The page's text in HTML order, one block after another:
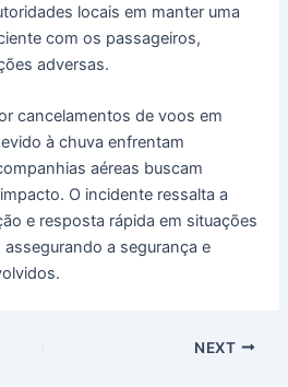
locais em manter uma
com os passageiros,
adversas.
cancelamentos de voos em
à chuva enfrentam
aéreas buscam
O incidente ressalta a
e resposta rápida em situações
a segurança e
NEXT